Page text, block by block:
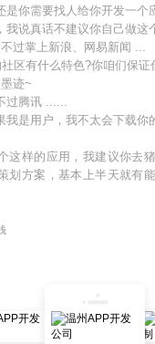
是你需要找人给你开发一个
我说真话不建议你自己做这
过掌上新浪、网易新闻 ...
区有什么特色?你咱们保证
迹~
过腾讯 ......
我是用户，我不太会下载你
这样的应用，我建议你去
划方案，基本上半天就有